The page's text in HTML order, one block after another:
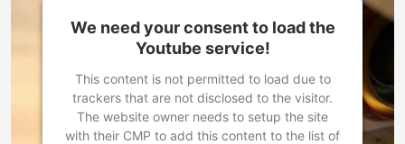
We need your consent to load the
Youtube service!
This content is not permitted to load due to
trackers that are not disclosed to the visitor.
The website owner needs to setup the site
with their CMP to add this content to the list of